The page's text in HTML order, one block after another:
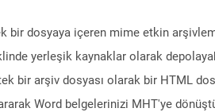
bir dosyaya içeren mime etkin
yerleşik kaynaklar olarak
bir arşiv dosyası olarak bir HTML
Word belgelerinizi MHT'ye